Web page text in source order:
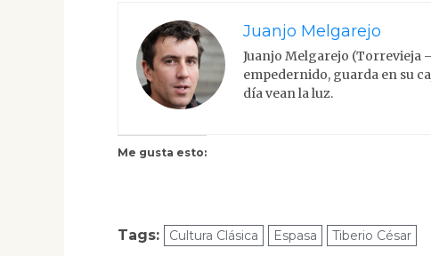
Juanjo Melgarejo
Juanjo Melgarejo (Torrevieja
empedernido, guarda en su
día vean la luz.
Me gusta esto:
Tags: Cultura Clásica Espasa Tiberio César